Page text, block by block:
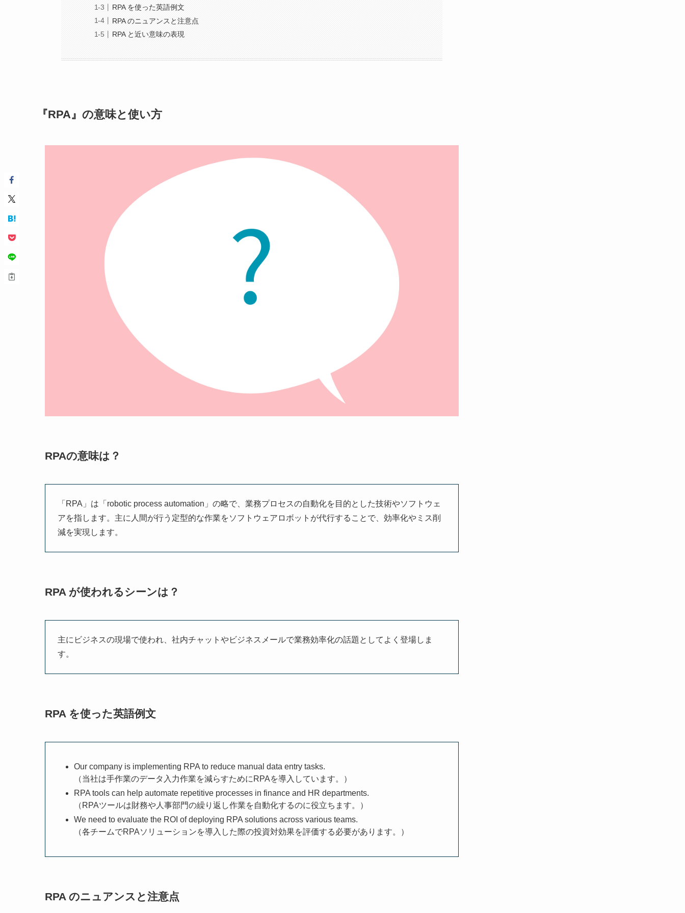
RPA を使った英語例文
RPA のニュアンスと注意点
RPA と近い意味の表現
『RPA』の意味と使い方
RPAの意味は？
「RPA」は「robotic process automation」の略で、業務プロセスの自動化を目的とした技術やソフトウェ
アを指します。主に人間が行う定型的な作業をソフトウェアロボットが代行することで、効率化やミス削
減を実現します。
RPA が使われるシーンは？
主にビジネスの現場で使われ、社内チャットやビジネスメールで業務効率化の話題としてよく登場しま
す。
RPA を使った英語例文
Our company is implementing RPA to reduce manual data entry tasks.
（当社は手作業のデータ入力作業を減らすためにRPAを導入しています。）
RPA tools can help automate repetitive processes in finance and HR departments.
（RPAツールは財務や人事部門の繰り返し作業を自動化するのに役立ちます。）
We need to evaluate the ROI of deploying RPA solutions across various teams.
（各チームでRPAソリューションを導入した際の投資対効果を評価する必要があります。）
RPA のニュアンスと注意点